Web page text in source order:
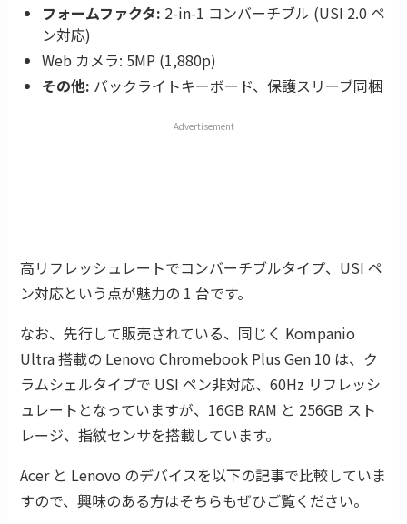
フォームファクタ: 2-in-1 コンバーチブル (USI 2.0 ペ
ン対応)
Web カメラ: 5MP (1,880p)
その他: バックライトキーボード、保護スリーブ同梱
Advertisement
高リフレッシュレートでコンバーチブルタイプ、USI ペ
ン対応という点が魅力の 1 台です。
なお、先行して販売されている、同じく Kompanio
Ultra 搭載の Lenovo Chromebook Plus Gen 10 は、ク
ラムシェルタイプで USI ペン非対応、60Hz リフレッシ
ュレートとなっていますが、16GB RAM と 256GB スト
レージ、指紋センサを搭載しています。
Acer と Lenovo のデバイスを以下の記事で比較していま
すので、興味のある方はそちらもぜひご覧ください。